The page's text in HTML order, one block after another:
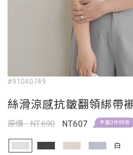
#91040749
絲滑涼感抗皺翻領綁帶
原價 : NT.690 NT.607 全館3件88折
白